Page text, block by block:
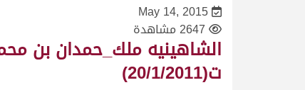
May 14, 2015
2647 مشاهدة
ت(20/1/2011)